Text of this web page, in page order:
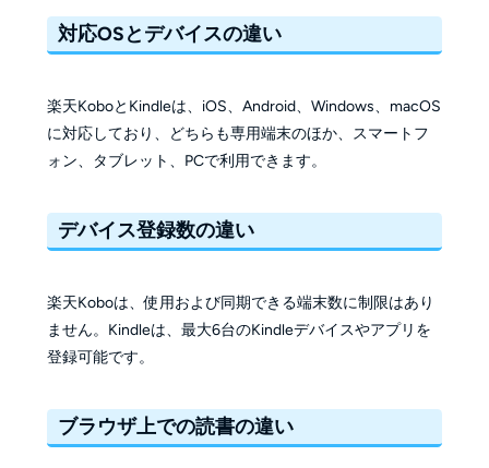
対応OSとデバイスの違い
楽天KoboとKindleは、iOS、Android、Windows、macOS
に対応しており、どちらも専用端末のほか、スマートフ
ォン、タブレット、PCで利用できます。
デバイス登録数の違い
楽天Koboは、使用および同期できる端末数に制限はあり
ません。Kindleは、最大6台のKindleデバイスやアプリを
登録可能です。
ブラウザ上での読書の違い